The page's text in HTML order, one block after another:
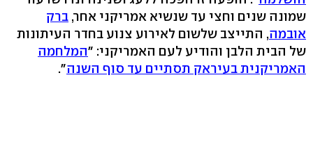
שמונה שנים וחצי עד שנשיא אמריקני אחר, ברק
אובמה, התייצב שלשום לאירוע צנוע בחדר העיתונות
של הבית הלבן והודיע לעם האמריקני: "המלחמה
האמריקנית בעיראק תסתיים עד סוף השנה".